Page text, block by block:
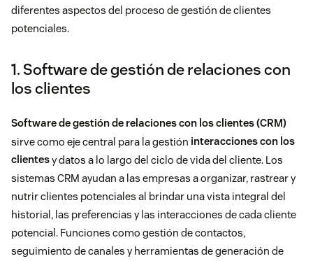
diferentes aspectos del proceso de gestión de clientes
potenciales.
1. Software de gestión de relaciones con
los clientes
Software de gestión de relaciones con los clientes (CRM)
sirve como eje central para la gestión interacciones con los
clientesy datos a lo largo del ciclo de vida del cliente. Los
sistemas CRM ayudan a las empresas a organizar, rastrear y
nutrir clientes potenciales al brindar una vista integral del
historial, las preferencias y las interacciones de cada cliente
potencial. Funciones como gestión de contactos,
seguimiento de canales y herramientas de generación de